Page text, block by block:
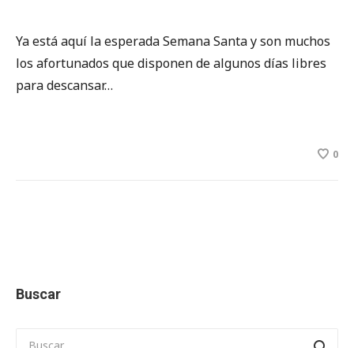
Ya está aquí la esperada Semana Santa y son muchos
los afortunados que disponen de algunos días libres
para descansar…
0
Buscar